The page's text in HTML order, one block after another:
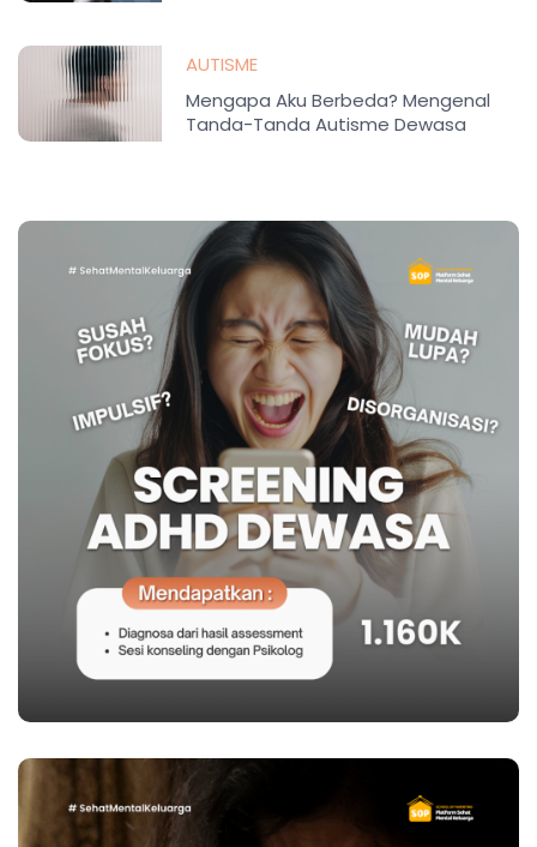
AUTISME
Mengapa Aku Berbeda? Mengenal
Tanda-Tanda Autisme Dewasa